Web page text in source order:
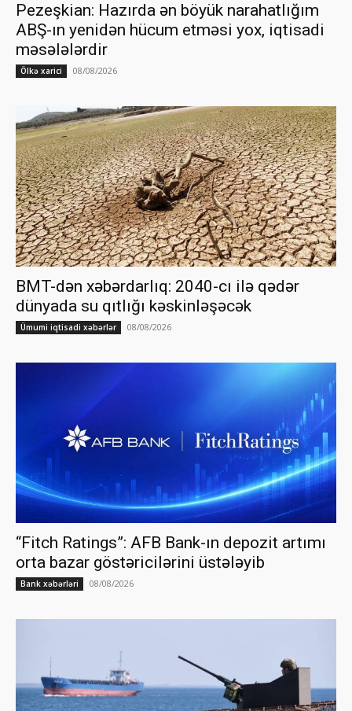
Pezeşkian: Hazırda ən böyük narahatlığım
ABŞ-ın yenidən hücum etməsi yox, iqtisadi
məsələlərdir
Ölkə xarici 08/08/2026
BMT-dən xəbərdarlıq: 2040-cı ilə qədər
dünyada su qıtlığı kəskinləşəcək
Ümumi iqtisadi xəbərlər 08/08/2026
“Fitch Ratings”: AFB Bank-ın depozit artımı
orta bazar göstəricilərini üstələyib
Bank xəbərləri 08/08/2026